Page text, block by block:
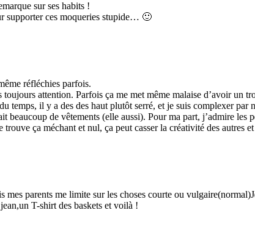
sur ses habits !
supporter ces moqueries stupide… 🙂
réfléchies parfois.
attention. Parfois ça me met même malaise d’avoir un
temps, il y a des des haut plutôt serré, et je suis complexer
beaucoup de vêtements (elle aussi). Pour ma part, j’admire
trouve ça méchant et nul, ça peut casser la créativité des
mes parents me limite sur les choses courte ou
T-shirt des baskets et voilà !